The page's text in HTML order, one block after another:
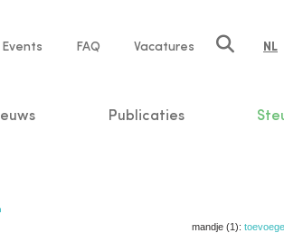
Events FAQ Vacatures NL
Publicaties
mandje (1):